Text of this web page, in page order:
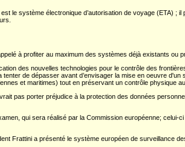
le système électronique d’autorisation de voyage (ETA) ;
à profiter au maximum des systèmes déjà existants ou
des nouvelles technologies pour le contrôle des
tenter de dépasser avant d’envisager la mise en oeuvre
et maritimes) tout en préservant un contrôle physique
pas porter préjudice à la protection des données
qui sera réalisé par la Commission européenne;
Frattini a présenté le système européen de surveillance